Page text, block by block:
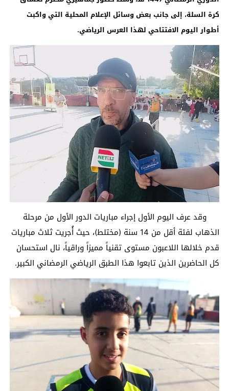
كرة السلة، إلى جانب بعض وسائل الإعلام المحلية التي واكبت
أطوار اليوم الافتتاحي لهذا العرس الرياضي.
وقد عرف اليوم الأول إجراء مباريات الدور الأول من مرحلة
الذهاب لفئة أقل من 14 سنة (مختلط)، حيث أُجريت ثلاث مباريات
قدم خلالها اللاعبون مستوى تقنياً مميزاً وراقياً، نال استحسان
كل الحاضرين الذين تابعوا هذا الطبق الرياضي الرمضاني الكبير.